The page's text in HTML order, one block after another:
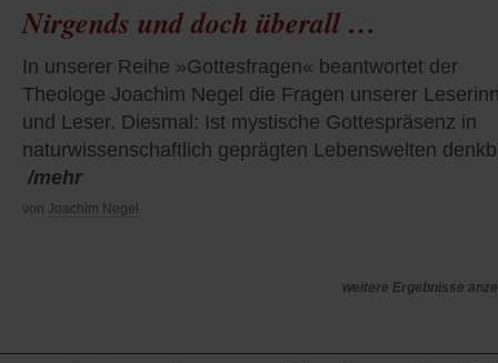
Nirgends und doch überall …
In unserer Reihe »Gottesfragen« beantwortet der
Theologe Joachim Negel die Fragen unserer
und Leser. Diesmal: Ist mystische Gottespräsenz in
naturwissenschaftlich geprägten Lebenswelten
/mehr
von Joachim Negel
weitere Ergebnisse